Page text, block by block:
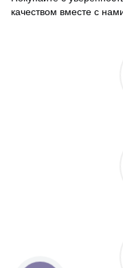
качеством вместе с